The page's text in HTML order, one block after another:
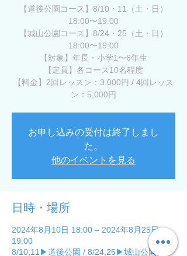
【道後公園コース】8/10・11（土・日）
18:00〜19:00
【城山公園コース】8/24・25（土・日）
18:00〜19:00
【対象】年長・小学1〜6年生
【定員】各コース10名程度
【料金】2回レッスン：3,000円 / 4回レッス
ン：5,000円
お申し込みの受付は終了しまし
た。
他のイベントを見る
日時・場所
2024年8月10日 18:00 – 2024年8月25日
19:00
8/10,11▶︎道後公園 / 8/24,25▶︎城山公園